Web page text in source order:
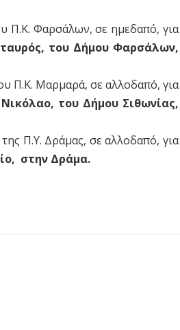
Π.Κ. Φαρσάλων, σε ημεδαπό, για
του Δήμου Φαρσάλων,
Π.Κ. Μαρμαρά, σε αλλοδαπό, για
του Δήμου Σιθωνίας,
Π.Υ. Δράμας, σε αλλοδαπό, για
στην Δράμα.